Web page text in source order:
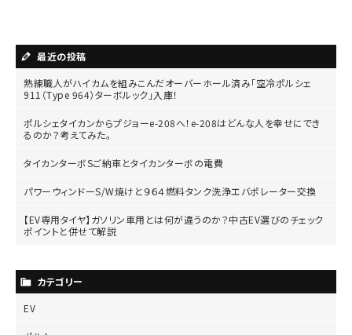
最近の投稿
熟練職人がハイカムを組みこんだオーバーホール済み「空冷ポルシェ
911（Type 964）ターボルック」入庫！
ポルシェタイカンからプジョーe-208へ！e-208はどんな人を幸せにでき
るのか？考えてみた。
タイカンターボSご納車とタイカンターボの電費
パワーウィンドーS/W焼けと９６４燃料タンク洗浄エバポレーター交換
【EV専用タイヤ】ガソリン車用とは何が違うのか？中古EV選びのチェック
ポイントと併せて解説
カテゴリー
EV